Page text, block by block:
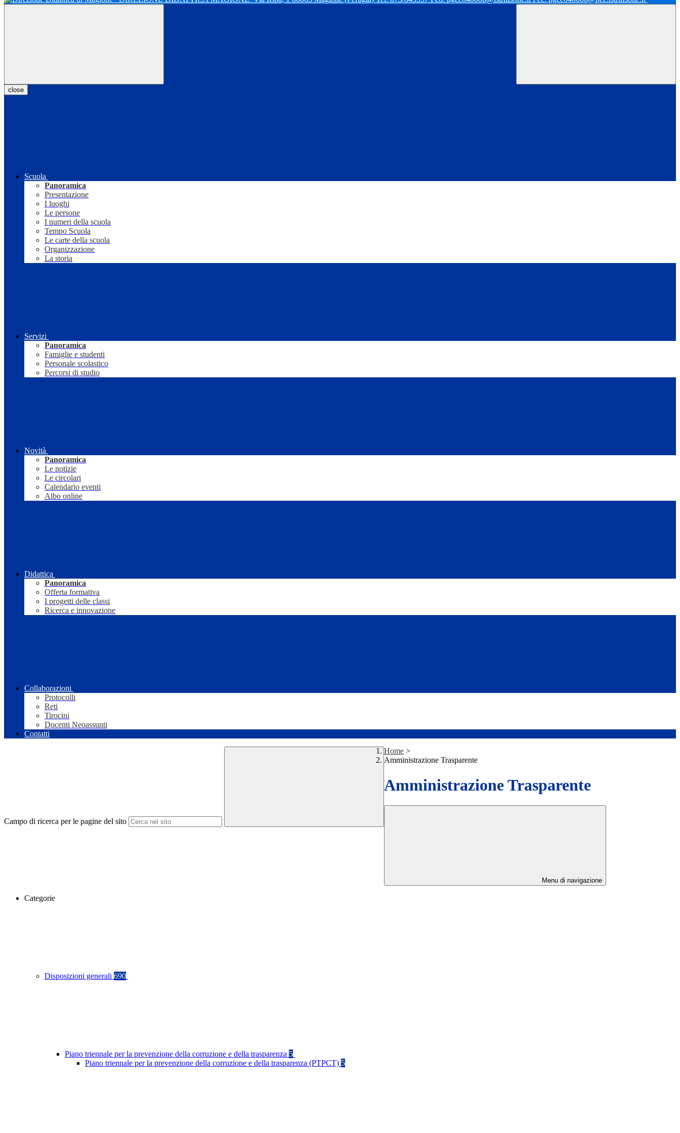
close
Scuola
Panoramica
Presentazione
I luoghi
Le persone
I numeri della scuola
Tempo Scuola
Le carte della scuola
Organizzazione
La storia
Servizi
Panoramica
Famiglie e studenti
Personale scolastico
Percorsi di studio
Novità
Panoramica
Le notizie
Le circolari
Calendario eventi
Albo online
Didattica
Panoramica
Offerta formativa
I progetti delle classi
Ricerca e innovazione
Collaborazioni
Protocolli
Reti
Tirocini
Docenti Neoassunti
Contatti
Campo di ricerca per le pagine del sito
Home >
Amministrazione Trasparente
Amministrazione Trasparente
Menu di navigazione
Categorie
Disposizioni generali 690
Piano triennale per la prevenzione della corruzione e della trasparenza 5
Piano triennale per la prevenzione della corruzione e della trasparenza (PTPCT) 5